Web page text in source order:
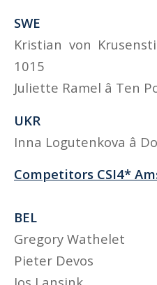
SWE
Kristian von
1015
Juliette Ramel â Ten
UKR
Inna Logutenkova â
Competitors CSI4*
BEL
Gregory Wathelet
Pieter Devos